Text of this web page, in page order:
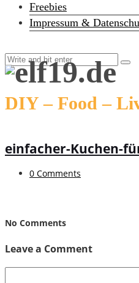
Freebies
Impressum &
DIY – Food –
einfacher-Kuchen-
0 Comments
No Comments
Leave a Comment